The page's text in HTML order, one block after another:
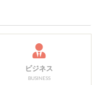
ビジネス
BUSINESS